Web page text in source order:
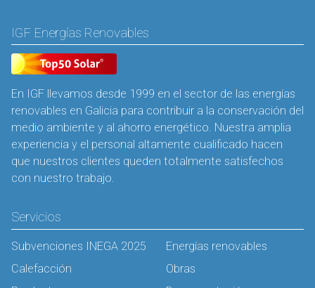
IGF Energías Renovables
En IGF llevamos desde 1999 en el sector de las energías
renovables en Galicia para contribuir a la conservación del
medio ambiente y al ahorro energético. Nuestra amplia
experiencia y el personal altamente cualificado hacen
que nuestros clientes queden totalmente satisfechos
con nuestro trabajo.
Servicios
Subvenciones INEGA 2025
Energías renovables
Calefacción
Obras